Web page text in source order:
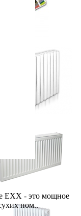
EXX - это мощное
пом..